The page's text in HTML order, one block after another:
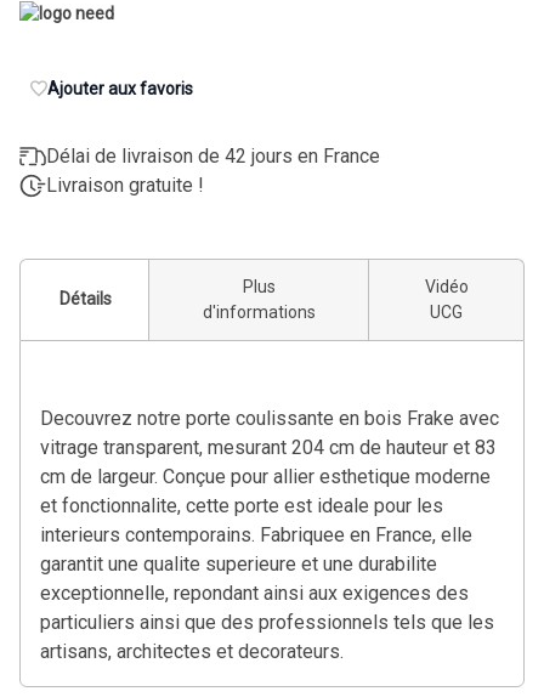
Ajouter aux favoris
Délai de livraison de 42 jours en France
Livraison gratuite !
Détails
Plus
d'informations
Vidéo
UCG
Decouvrez notre porte coulissante en bois Frake avec
vitrage transparent, mesurant 204 cm de hauteur et 83
cm de largeur. Conçue pour allier esthetique moderne
et fonctionnalite, cette porte est ideale pour les
interieurs contemporains. Fabriquee en France, elle
garantit une qualite superieure et une durabilite
exceptionnelle, repondant ainsi aux exigences des
particuliers ainsi que des professionnels tels que les
artisans, architectes et decorateurs.